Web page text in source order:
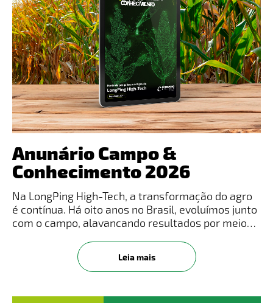
Anunário Campo &
Conhecimento 2026
Na LongPing High-Tech, a transformação do agro
é contínua. Há oito anos no Brasil, evoluímos junto
com o campo, alavancando resultados por meio
realidade do produtor rural.Mais do que sementes,
entregamos soluç
Leia mais